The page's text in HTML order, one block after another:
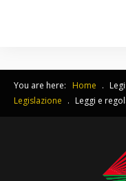
You are here: Home .
Legislazione . Leggi e